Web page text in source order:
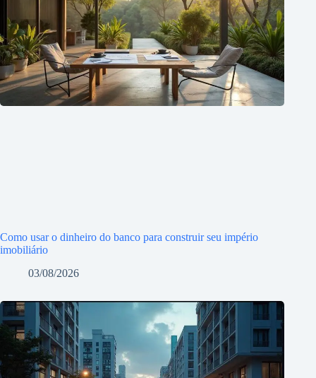
Como usar o dinheiro do banco para construir seu império
imobiliário
03/08/2026